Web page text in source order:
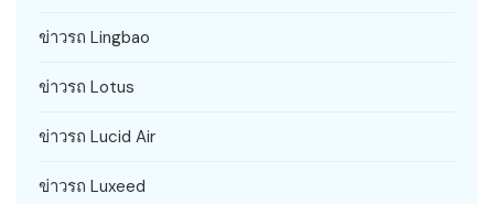
ข่าวรถ Lingbao
ข่าวรถ Lotus
ข่าวรถ Lucid Air
ข่าวรถ Luxeed